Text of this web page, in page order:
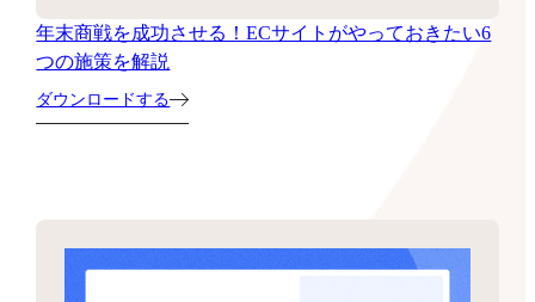
年末商戦を成功させる！ECサイトがやっておきたい6
つの施策を解説
ダウンロードする